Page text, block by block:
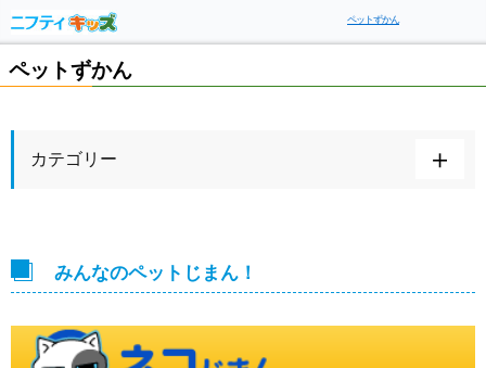
ペットずかん
ペットずかん
カテゴリー
みんなのペットじまん！